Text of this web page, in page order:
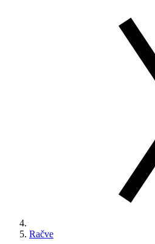
Račve